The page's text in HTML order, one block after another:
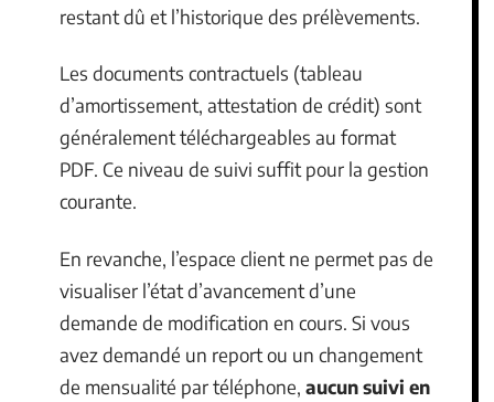
restant dû et l’historique des prélèvements.
Les documents contractuels (tableau
d’amortissement, attestation de crédit) sont
généralement téléchargeables au format
PDF. Ce niveau de suivi suffit pour la gestion
courante.
En revanche, l’espace client ne permet pas de
visualiser l’état d’avancement d’une
demande de modification en cours. Si vous
avez demandé un report ou un changement
de mensualité par téléphone, aucun suivi en